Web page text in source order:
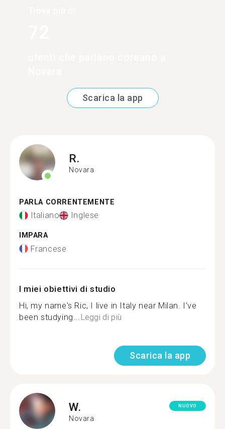
Scarica la app
R.
Novara
PARLA CORRENTEMENTE
Italiano Inglese
IMPARA
Francese
I miei obiettivi di studio
Hi, my name's Ric, I live in Italy near Milan. I've
been studying... Leggi di più
Scarica la app
W.
Novara
NUOVO